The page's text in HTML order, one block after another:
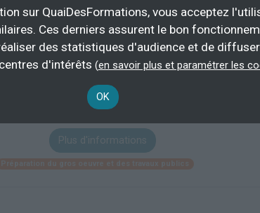
Plus d'informations
sur QuaiDesFormations, vous acceptez
Ces derniers assurent le bon
des statistiques d'audience et de
d'intérêts (en savoir plus et paramétrer les
OK